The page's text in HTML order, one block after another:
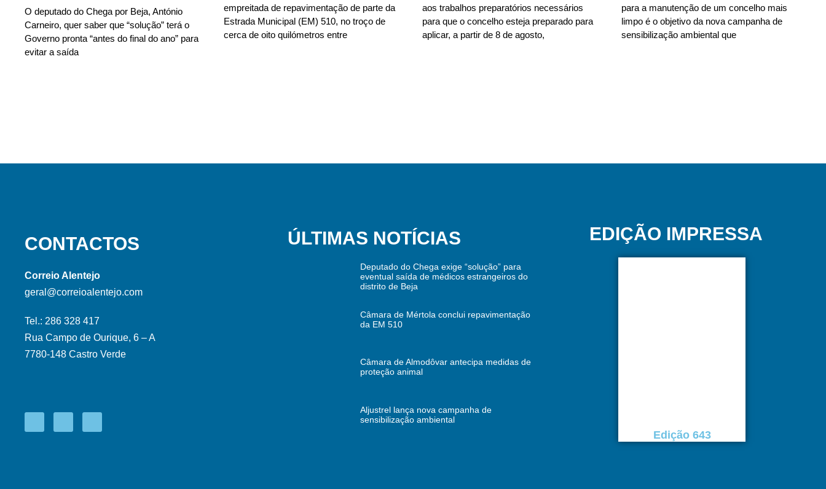
O deputado do Chega por Beja, António
Carneiro, quer saber que “solução” terá o
Governo pronta “antes do final do ano” para
evitar a saída
empreitada de repavimentação de parte da
Estrada Municipal (EM) 510, no troço de
cerca de oito quilómetros entre
aos trabalhos preparatórios necessários
para que o concelho esteja preparado para
aplicar, a partir de 8 de agosto,
para a manutenção de um concelho mais
limpo é o objetivo da nova campanha de
sensibilização ambiental que
CONTACTOS
Correio Alentejo
geral@correioalentejo.com
Tel.: 286 328 417
Rua Campo de Ourique, 6 – A
7780-148 Castro Verde
ÚLTIMAS NOTÍCIAS
Deputado do Chega exige “solução” para
eventual saída de médicos estrangeiros do
distrito de Beja
Câmara de Mértola conclui repavimentação
da EM 510
Câmara de Almodôvar antecipa medidas de
proteção animal
Aljustrel lança nova campanha de
sensibilização ambiental
EDIÇÃO IMPRESSA
Edição 643